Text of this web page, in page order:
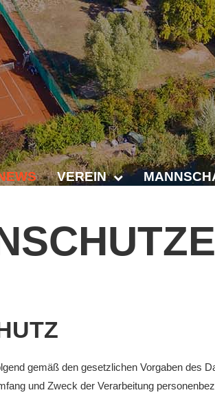
VEREIN
Das Clubhaus
Die Geschichte
Punktspiele
gemäß den gesetzlichen Vorgaben des
und Zweck der Verarbeitung